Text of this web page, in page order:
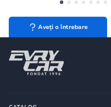
Aveți o întrebare